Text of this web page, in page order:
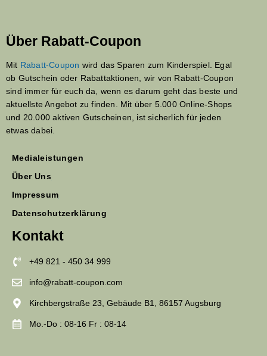
Über Rabatt-Coupon
Mit Rabatt-Coupon wird das Sparen zum Kinderspiel. Egal
ob Gutschein oder Rabattaktionen, wir von Rabatt-Coupon
sind immer für euch da, wenn es darum geht das beste und
aktuellste Angebot zu finden. Mit über 5.000 Online-Shops
und 20.000 aktiven Gutscheinen, ist sicherlich für jeden
etwas dabei.
Medialeistungen
Über Uns
Impressum
Datenschutzerklärung
Kontakt
+49 821 - 450 34 999
info@rabatt-coupon.com
Kirchbergstraße 23, Gebäude B1, 86157 Augsburg
Mo.-Do : 08-16 Fr : 08-14